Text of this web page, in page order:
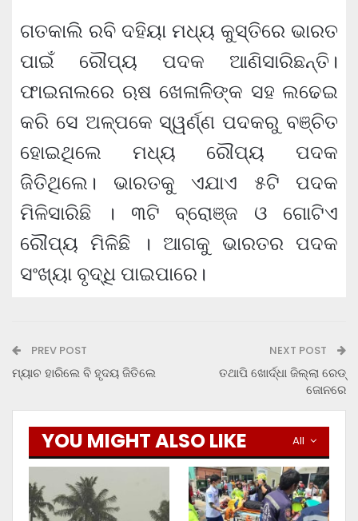
ଗତକାଲି ରବି ଦହିୟା ମଧ୍ୟ କୁସ୍ତିରେ ଭାରତ
ପାଇଁ ରୌପ୍ୟ ପଦକ ଆଣିସାରିଛନ୍ତି।
ଫାଇନାଲରେ ଋଷ ଖେଳାଳିଙ୍କ ସହ ଲଢେଇ
କରି ସେ ଅଳ୍ପକେ ସ୍ୱର୍ଣ୍ଣ ପଦକରୁ ବଞ୍ଚିତ
ହୋଇଥିଲେ ମଧ୍ୟ ରୌପ୍ୟ ପଦକ
ଜିତିଥିଲେ। ଭାରତକୁ ଏଯାଏ ୫ଟି ପଦକ
ମିଳିସାରିଛି । ୩ଟି ବ୍ରୋଞ୍ଜ ଓ ଗୋଟିଏ
ରୌପ୍ୟ ମିଳିଛି । ଆଗକୁ ଭାରତର ପଦକ
ସଂଖ୍ୟା ବୃଦ୍ଧି ପାଇପାରେ।
PREV POST
ମ୍ୟାଚ ହାରିଲେ ବି ହୃଦୟ ଜିତିଲେ
NEXT POST
ତଥାପି ଖୋର୍ଦ୍ଧା ଜିଲ୍ଲା ରେଡ୍
ଜୋନରେ
All
YOU MIGHT ALSO LIKE